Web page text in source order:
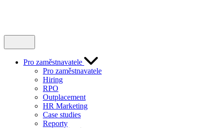
Pro zaměstnavatele
Pro zaměstnavatele
Hiring
RPO
Outplacement
HR Marketing
Case studies
Reporty